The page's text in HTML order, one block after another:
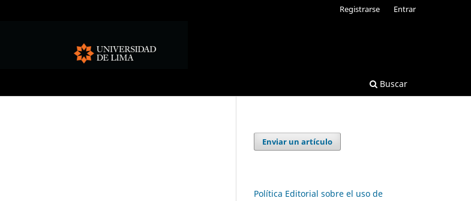
Buscar
Registrarse Entrar
Enviar un artículo
Política Editorial sobre el uso de